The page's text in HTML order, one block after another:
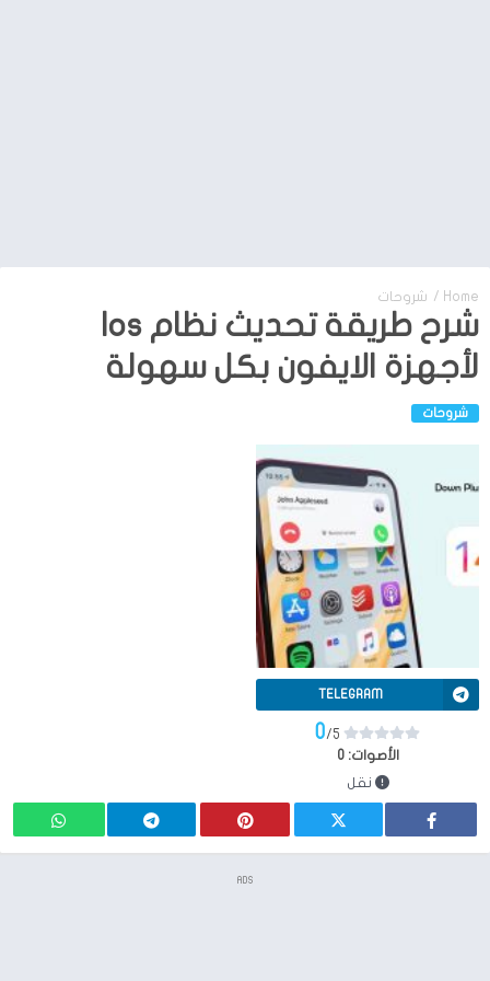
Home
/ شروحات
شرح طريقة تحديث نظام Ios
لأجهزة الايفون بكل سهولة
شروحات
TELEGRAM
0/5
الأصوات:0
نقل
ADS